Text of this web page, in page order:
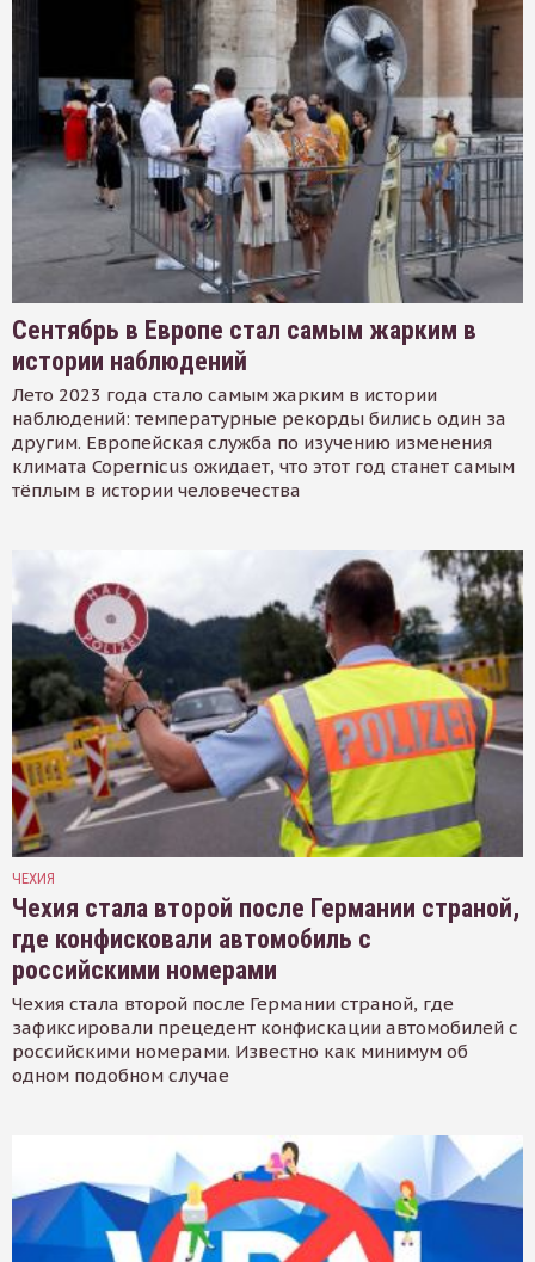
Сентябрь в Европе стал самым жарким в
истории наблюдений
Лето 2023 года стало самым жарким в истории
наблюдений: температурные рекорды бились один за
другим. Европейская служба по изучению изменения
климата Copernicus ожидает, что этот год станет самым
тёплым в истории человечества
ЧЕХИЯ
Чехия стала второй после Германии страной,
где конфисковали автомобиль с
российскими номерами
Чехия стала второй после Германии страной, где
зафиксировали прецедент конфискации автомобилей с
российскими номерами. Известно как минимум об
одном подобном случае